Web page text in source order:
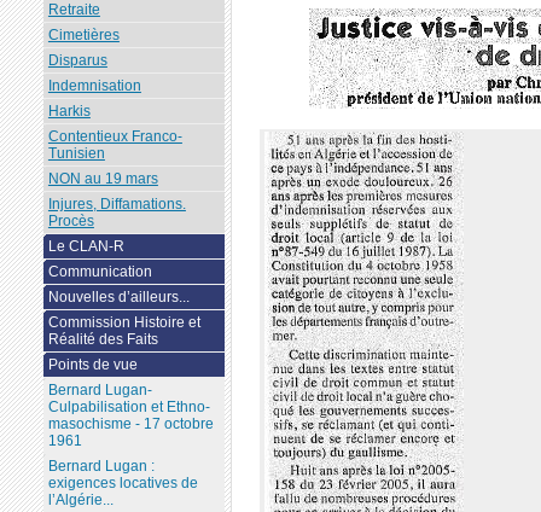
Retraite
Cimetières
Disparus
Indemnisation
Harkis
Contentieux Franco-
Tunisien
NON au 19 mars
Injures, Diffamations.
Procès
Le CLAN-R
Communication
Nouvelles d’ailleurs...
Commission Histoire et
Réalité des Faits
Points de vue
Bernard Lugan-
Culpabilisation et Ethno-
masochisme - 17 octobre
1961
Bernard Lugan :
exigences locatives de
l’Algérie...